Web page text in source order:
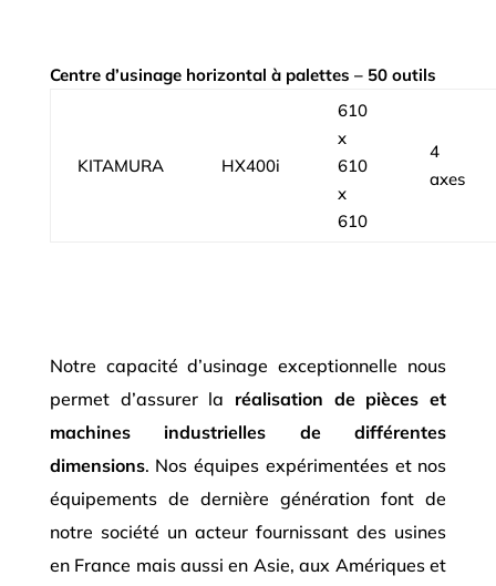
Centre d’usinage horizontal à palettes – 50 outils
KITAMURA HX400i
610
x
610
x
610
4
axes
Notre capacité d’usinage exceptionnelle nous
permet d’assurer la réalisation de pièces et
machines industrielles de différentes
dimensions. Nos équipes expérimentées et nos
équipements de dernière génération font de
notre société un acteur fournissant des usines
en France mais aussi en Asie, aux Amériques et